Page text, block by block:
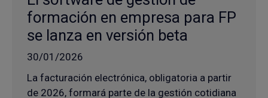
formación en empresa para FP
se lanza en versión beta
30/01/2026
La facturación electrónica, obligatoria a partir
de 2026, formará parte de la gestión cotidiana